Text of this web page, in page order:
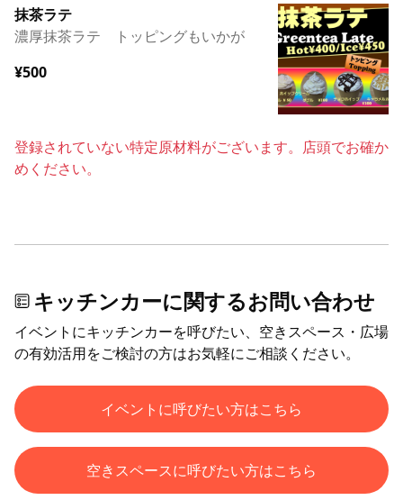
抹茶ラテ
濃厚抹茶ラテ トッピングもいかが
¥500
登録されていない特定原材料がございます。店頭でお確か
めください。
キッチンカーに関するお問い合わせ
イベントにキッチンカーを呼びたい、空きスペース・広場
の有効活用をご検討の方はお気軽にご相談ください。
イベントに呼びたい方はこちら
空きスペースに呼びたい方はこちら